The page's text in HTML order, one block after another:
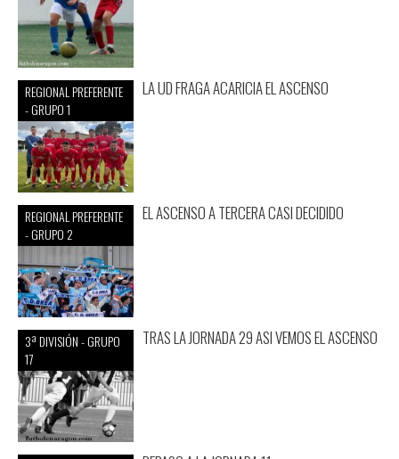
REGIONAL PREFERENTE
- GRUPO 1
LA UD FRAGA ACARICIA EL ASCENSO
REGIONAL PREFERENTE
- GRUPO 2
EL ASCENSO A TERCERA CASI DECIDIDO
3ª DIVISIÓN - GRUPO
17
TRAS LA JORNADA 29 ASI VEMOS EL ASCENSO